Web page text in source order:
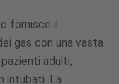
fornisce il
gas con una vasta
adulti,
intubati. La